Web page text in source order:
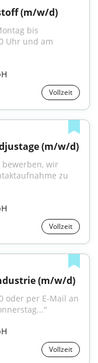
(m/w/d)
bis
Uhr und am
Vollzeit
(m/w/d)
bewerben, wir
zu
Vollzeit
(m/w/d)
Vollzeit